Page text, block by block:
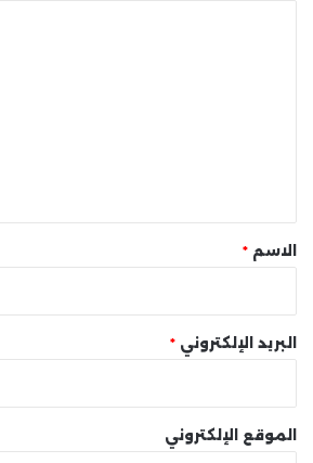
* الاسم *
البريد الإلكتروني *
الموقع الإلكتروني